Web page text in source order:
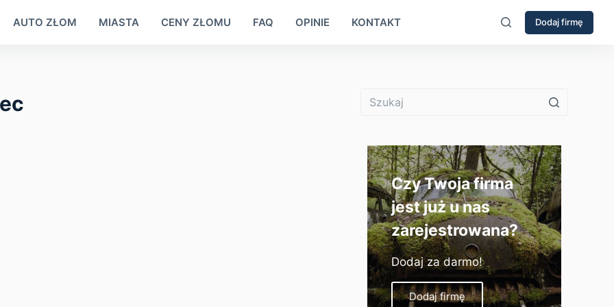
AUTO ZŁOM MIASTA CENY ZŁOMU FAQ OPINIE KONTAKT Dodaj firmę
Czy Twoja firma
jest już u nas
zarejestrowana?
Dodaj za darmo!
Dodaj firmę